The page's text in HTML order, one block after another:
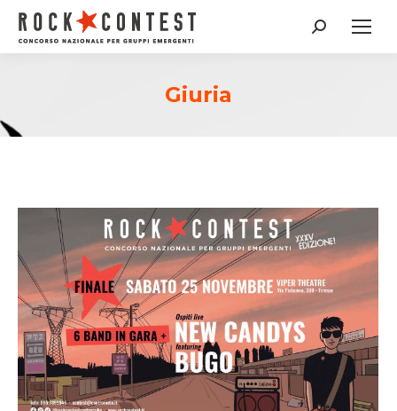
Cerca:
Giuria